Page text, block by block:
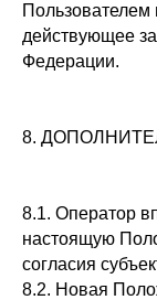
действующее
Федерации.
8.
8.1. Оператор
настоящую
согласия
8.2. Новая